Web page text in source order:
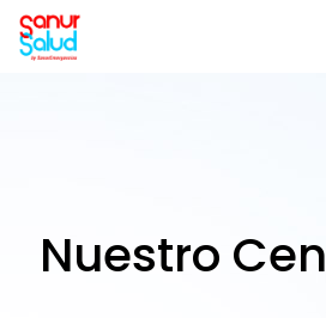
Nuestro